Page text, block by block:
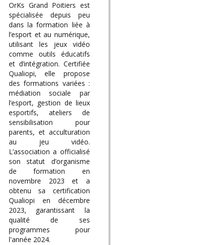
OrKs Grand Poitiers est
spécialisée depuis peu
dans la formation liée à
l’esport et au numérique,
utilisant les jeux vidéo
comme outils éducatifs
et d’intégration. Certifiée
Qualiopi, elle propose
des formations variées :
médiation sociale par
l’esport, gestion de lieux
esportifs, ateliers de
sensibilisation pour
parents, et acculturation
au jeu vidéo.
L’association a officialisé
son statut d’organisme
de formation en
novembre 2023 et a
obtenu sa certification
Qualiopi en décembre
2023, garantissant la
qualité de ses
programmes pour
l'année 2024.